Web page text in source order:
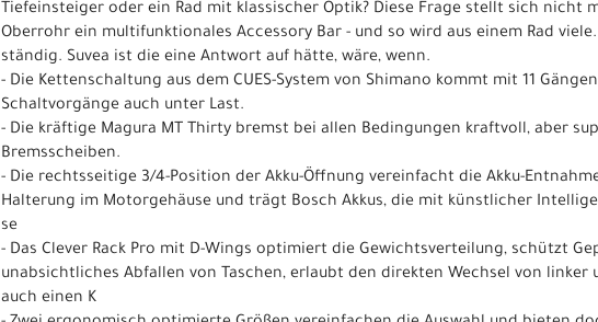
Tiefeinsteiger oder ein Rad mit klassischer Optik? Diese Frage stellt sich nicht
Oberrohr ein multifunktionales Accessory Bar - und so wird aus einem Rad
ständig. Suvea ist die eine Antwort auf hätte, wäre, wenn.
- Die Kettenschaltung aus dem CUES-System von Shimano kommt mit 11
Schaltvorgänge auch unter Last.
- Die kräftige Magura MT Thirty bremst bei allen Bedingungen kraftvoll, aber
Bremsscheiben.
- Die rechtsseitige 3/4-Position der Akku-Öffnung vereinfacht die Akku-
Halterung im Motorgehäuse und trägt Bosch Akkus, die mit künstlicher
se
- Das Clever Rack Pro mit D-Wings optimiert die Gewichtsverteilung, schützt
unabsichtliches Abfallen von Taschen, erlaubt den direkten Wechsel von
auch einen K